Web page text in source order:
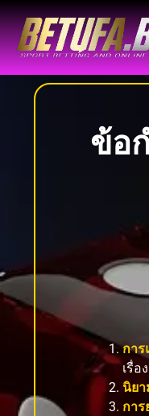
ข้อ
การ
เรื่อ
นิยา
กา